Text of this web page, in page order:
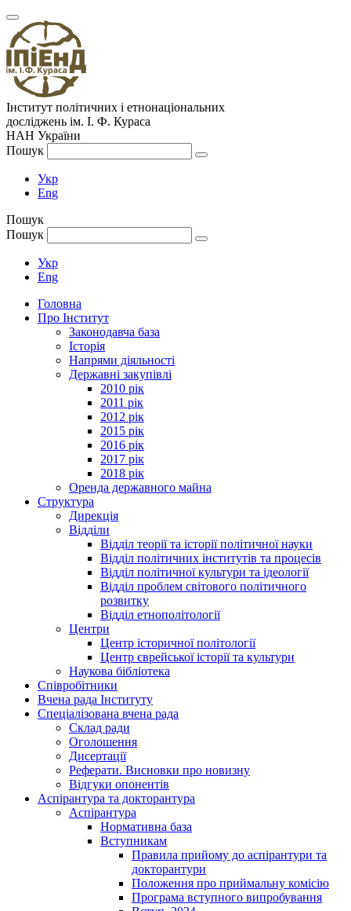
Інститут політичних і етнонаціональних
досліджень ім. І. Ф. Кураса
НАН України
Пошук
Укр
Eng
Пошук
Пошук
Укр
Eng
Головна
Про Інститут
Законодавча база
Історія
Напрями діяльності
Державні закупівлі
2010 рік
2011 рік
2012 рік
2015 рік
2016 рік
2017 рік
2018 рік
Оренда державного майна
Структура
Дирекція
Відділи
Відділ теорії та історії політичної науки
Відділ політичних інститутів та процесів
Відділ політичної культури та ідеології
Відділ проблем світового політичного
розвитку
Відділ етнополітології
Центри
Центр історичної політології
Центр єврейської історії та культури
Наукова бібліотека
Співробітники
Вчена рада Інституту
Спеціалізована вчена рада
Склад ради
Оголошення
Дисертації
Реферати. Висновки про новизну
Відгуки опонентів
Аспірантура та докторантура
Аспірантура
Нормативна база
Вступникам
Правила прийому до аспірантури та
докторантури
Положення про приймальну комісію
Програма вступного випробування